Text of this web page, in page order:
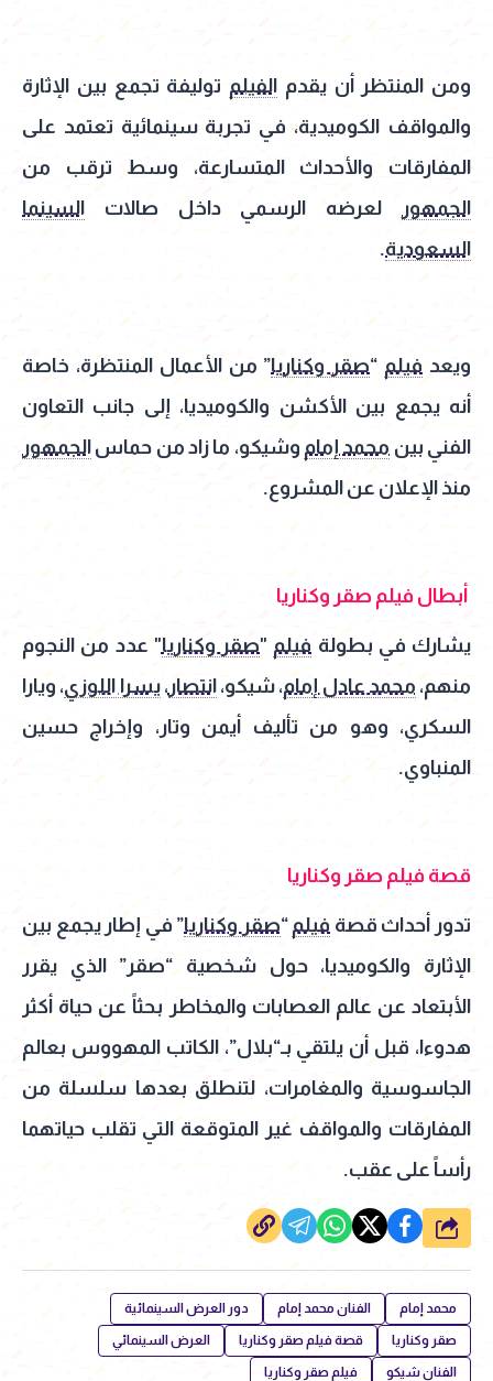
ومن المنتظر أن يقدم الفيلم توليفة تجمع بين الإثارة
والمواقف الكوميدية، في تجربة سينمائية تعتمد على
المفارقات والأحداث المتسارعة، وسط ترقب من
الجمهور
لعرضه الرسمي داخل صالات السينما
السعودية.
ويعد فيلم “صقر وكناريا” من الأعمال المنتظرة، خاصة
أنه يجمع بين الأكشن والكوميديا، إلى جانب التعاون
الفني بين محمد إمام وشيكو، ما زاد من حماس الجمهور
منذ الإعلان عن المشروع.
أبطال فيلم صقر وكناريا
يشارك في بطولة فيلم "صقر وكناريا" عدد من النجوم
منهم، محمد عادل إمام، شيكو،انتصار ،يسرا اللوزي، ويارا
السكري، وهو من تأليف أيمن وتار، وإخراج حسين
المنباوي.
قصة فيلم صقر وكناريا
تدور أحداث قصة فيلم “صقر وكناريا” في إطار يجمع بين
الإثارة والكوميديا، حول شخصية “صقر” الذي يقرر
الأبتعاد عن عالم العصابات والمخاطر بحثاً عن حياة أكثر
هدوءا، قبل أن يلتقي بـ“بلال”، الكاتب المهووس بعالم
الجاسوسية والمغامرات، لتنطلق بعدها سلسلة من
المفارقات والمواقف غير المتوقعة التي تقلب حياتهما
رأساً على عقب.
شارك
محمد إمام الفنان محمد إمام دور العرض السينمائية
صقر وكناريا قصة فيلم صقر وكناريا العرض السينمائي
الفنان شيكو فيلم صقر وكناريا